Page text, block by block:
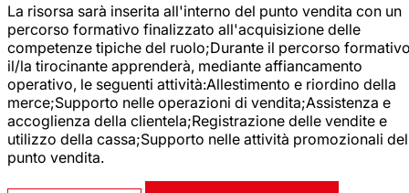
La risorsa sarà inserita all'interno del punto vendita con un
percorso formativo finalizzato all'acquisizione delle
competenze tipiche del ruolo;Durante il percorso
il/la tirocinante apprenderà, mediante affiancamento
operativo, le seguenti attività:Allestimento e riordino della
merce;Supporto nelle operazioni di vendita;Assistenza e
accoglienza della clientela;Registrazione delle vendite e
utilizzo della cassa;Supporto nelle attività promozionali del
punto vendita.